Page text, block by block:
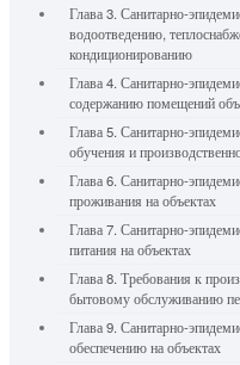
Глава 3. Санитарно-
водоотведению,
кондиционированию
Глава 4. Санитарно-
содержанию помещений
Глава 5. Санитарно-
обучения и
Глава 6. Санитарно-
проживания на объектах
Глава 7. Санитарно-
питания на объектах
Глава 8. Требования к
бытовому обслуживанию
Глава 9. Санитарно-
обеспечению на объектах